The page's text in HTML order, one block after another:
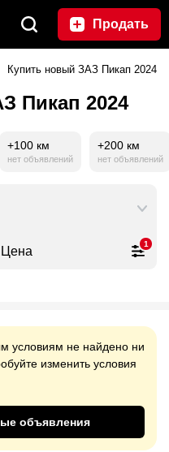
Продать
Купить новый ЗАЗ Пикап 2024
Пикап 2024
+100 км
нет объявлений
+200 км
нет объявлений
Цена 1
условиям не найдено ни
изменить условия
объявления